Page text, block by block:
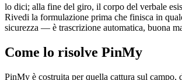
lo dici; alla fine del giro, il corpo del verbale
Rivedi la formulazione prima che finisca in
sicurezza — è trascrizione automatica, buona
Come lo risolve PinMy
PinMy è costruita per quella cattura sul campo,